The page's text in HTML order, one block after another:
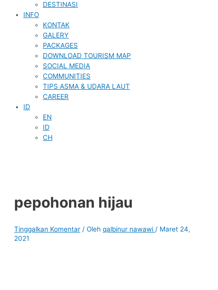
DESTINASI
INFO
KONTAK
GALERY
PACKAGES
DOWNLOAD TOURISM MAP
SOCIAL MEDIA
COMMUNITIES
TIPS ASMA & UDARA LAUT
CAREER
ID
EN
ID
CH
pepohonan hijau
Tinggalkan Komentar / Olehqalbinur nawawi / Maret 24,
2021